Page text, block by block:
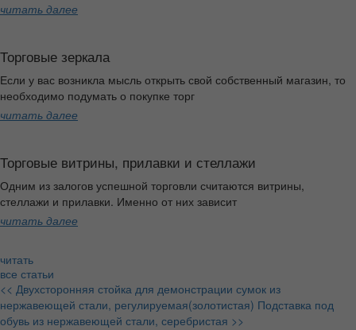
читать далее
Торговые зеркала
Если у вас возникла мысль открыть свой собственный магазин, то
необходимо подумать о покупке торг
читать далее
Торговые витрины, прилавки и стеллажи
Одним из залогов успешной торговли считаются витрины,
стеллажи и прилавки. Именно от них зависит
читать далее
читать
все статьи
<< Двухсторонняя стойка для демонстрации сумок из
нержавеющей стали, регулируемая(золотистая) Подставка под
обувь из нержавеющей стали, серебристая >>